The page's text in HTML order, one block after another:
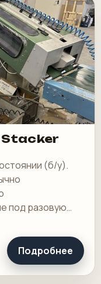
Stacker
(б/у).
под разовую
Подробнее